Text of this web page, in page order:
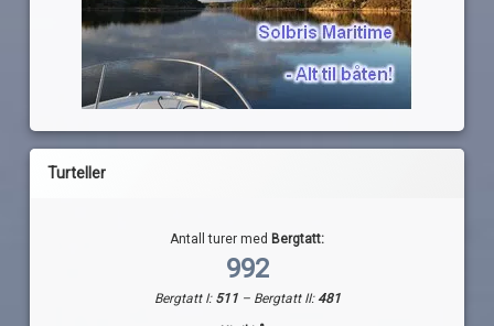
Turteller
Antall turer med Bergtatt:
992
Bergtatt I: 511 – Bergtatt II:481